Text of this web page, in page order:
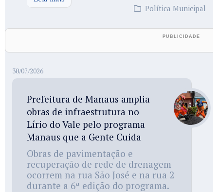
Política Municipal
30/07/2026
Prefeitura de Manaus amplia
obras de infraestrutura no
Lírio do Vale pelo programa
Manaus que a Gente Cuida
Obras de pavimentação e
recuperação de rede de drenagem
ocorrem na rua São José e na rua 2
durante a 6ª edição do programa.